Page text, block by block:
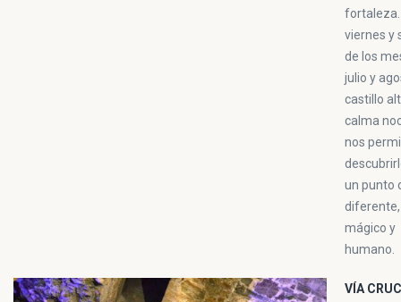
fortaleza.
viernes y
de los
julio y
castillo
calma
nos
un punto
mágico y
humano.
VÍA